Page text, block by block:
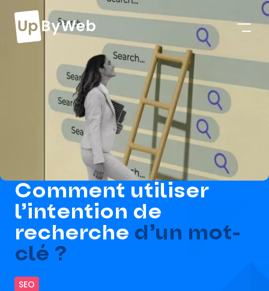
Comment utiliser
l’intention de
recherche d’un mot-
clé ?
SEO